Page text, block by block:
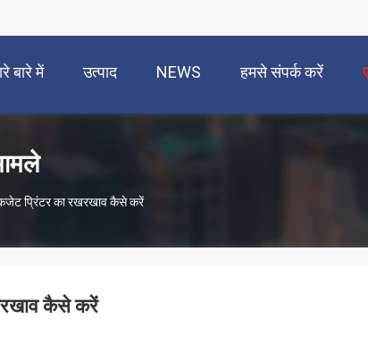
बारे में उत्पाद NEWS हमसे संपर्क करें
प्रिंटर का रखरखाव कैसे करें
कैसे करें